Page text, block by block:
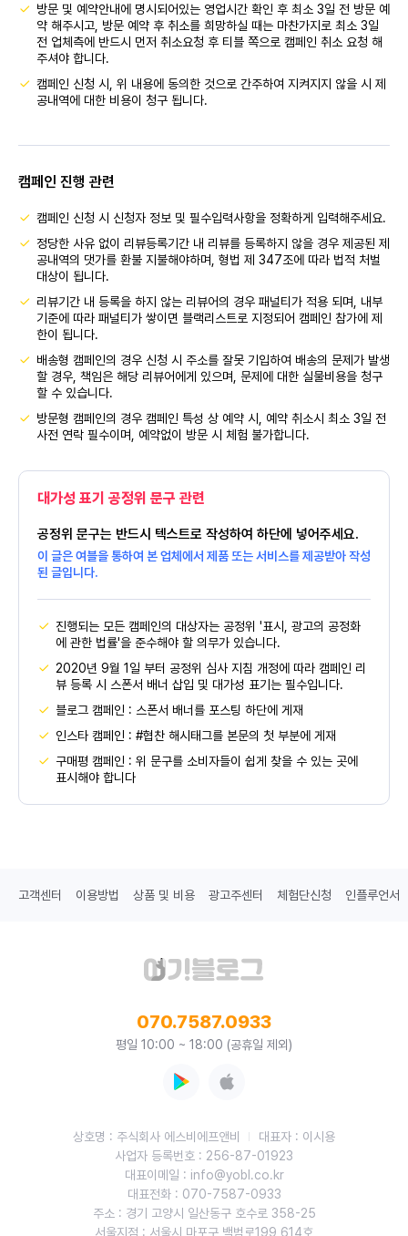
방문 및 예약안내에 명시되어있는 영업시간 확인 후 최소 3일 전 방문 예
약 해주시고, 방문 예약 후 취소를 희망하실 때는 마찬가지로 최소 3일
전 업체측에 반드시 먼저 취소요청 후 티블 쪽으로 캠페인 취소 요청 해
주셔야 합니다.
캠페인 신청 시, 위 내용에 동의한 것으로 간주하여 지켜지지 않을 시 제
공내역에 대한 비용이 청구 됩니다.
캠페인 진행 관련
캠페인 신청 시 신청자 정보 및 필수입력사항을 정확하게 입력해주세요.
정당한 사유 없이 리뷰등록기간 내 리뷰를 등록하지 않을 경우 제공된 제
공내역의 댓가를 환불 지불해야하며, 형법 제 347조에 따라 법적 처벌
대상이 됩니다.
리뷰기간 내 등록을 하지 않는 리뷰어의 경우 패널티가 적용 되며, 내부
기준에 따라 패널티가 쌓이면 블랙리스트로 지정되어 캠페인 참가에 제
한이 됩니다.
배송형 캠페인의 경우 신청 시 주소를 잘못 기입하여 배송의 문제가 발생
할 경우, 책임은 해당 리뷰어에게 있으며, 문제에 대한 실물비용을 청구
할 수 있습니다.
방문형 캠페인의 경우 캠페인 특성 상 예약 시, 예약 취소시 최소 3일 전
사전 연락 필수이며, 예약없이 방문 시 체험 불가합니다.
대가성 표기 공정위 문구 관련
공정위 문구는 반드시 텍스트로 작성하여 하단에 넣어주세요.
이 글은 여블을 통하여 본 업체에서 제품 또는 서비스를 제공받아 작성
된 글입니다.
진행되는 모든 캠페인의 대상자는 공정위 '표시, 광고의 공정화
에 관한 법률'을 준수해야 할 의무가 있습니다.
2020년 9월 1일 부터 공정위 심사 지침 개정에 따라 캠페인 리
뷰 등록 시 스폰서 배너 삽입 및 대가성 표기는 필수입니다.
블로그 캠페인 : 스폰서 배너를 포스팅 하단에 게재
인스타 캠페인 : #협찬 해시태그를 본문의 첫 부분에 게재
구매평 캠페인 : 위 문구를 소비자들이 쉽게 찾을 수 있는 곳에
표시해야 합니다
고객센터 이용방법 상품 및 비용 광고주센터 체험단신청 인플루언서
070.7587.0933
평일 10:00 ~ 18:00 (공휴일 제외)
상호명 : 주식회사 에스비에프앤비
대표자 : 이시용
사업자 등록번호 : 256-87-01923
대표이메일 : info@yobl.co.kr
대표전화 : 070-7587-0933
주소 : 경기 고양시 일산동구 호수로 358-25
서울지점 : 서울시 마포구 백범로199 614호